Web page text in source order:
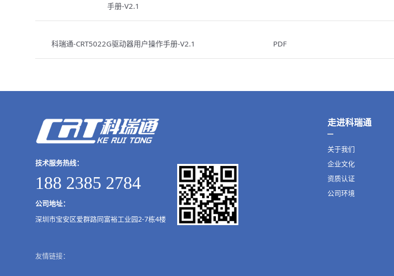
手册-V2.1
科瑞通-CRT5022G驱动器用户操作手册-V2.1 PDF
走进科瑞通
关于我们
企业文化
资质认证
公司环境
技术服务热线：
188 2385 2784
公司地址：
深圳市宝安区爱群路同富裕工业园2-7栋4楼
友情链接：